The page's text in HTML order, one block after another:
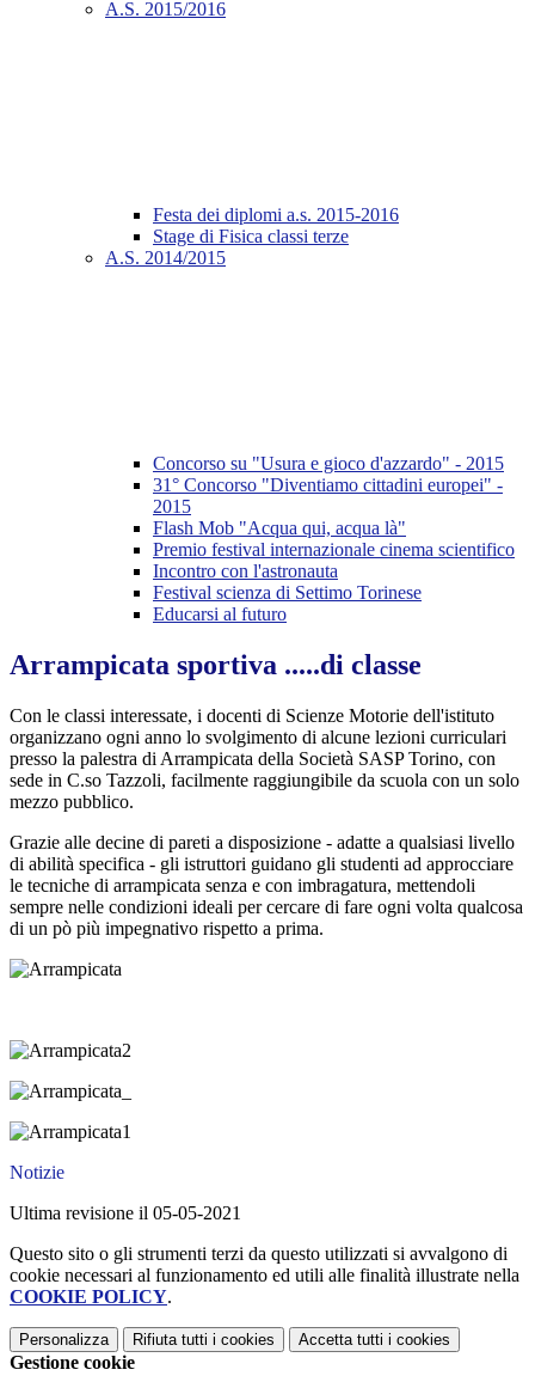
A.S. 2015/2016
Festa dei diplomi a.s. 2015-2016
Stage di Fisica classi terze
A.S. 2014/2015
Concorso su "Usura e gioco d'azzardo" - 2015
31° Concorso "Diventiamo cittadini europei" -
2015
Flash Mob "Acqua qui, acqua là"
Premio festival internazionale cinema scientifico
Incontro con l'astronauta
Festival scienza di Settimo Torinese
Educarsi al futuro
Arrampicata sportiva .....di classe
Con le classi interessate, i docenti di Scienze Motorie dell'istituto
organizzano ogni anno lo svolgimento di alcune lezioni curriculari
presso la palestra di Arrampicata della Società SASP Torino, con
sede in C.so Tazzoli, facilmente raggiungibile da scuola con un solo
mezzo pubblico.
Grazie alle decine di pareti a disposizione - adatte a qualsiasi livello
di abilità specifica - gli istruttori guidano gli studenti ad approcciare
le tecniche di arrampicata senza e con imbragatura, mettendoli
sempre nelle condizioni ideali per cercare di fare ogni volta qualcosa
di un pò più impegnativo rispetto a prima.
Notizie
Ultima revisione il 05-05-2021
Questo sito o gli strumenti terzi da questo utilizzati si avvalgono di
cookie necessari al funzionamento ed utili alle finalità illustrate nella
COOKIE POLICY.
Personalizza Rifiuta tutti i cookies Accetta tutti i cookies
Gestione cookie